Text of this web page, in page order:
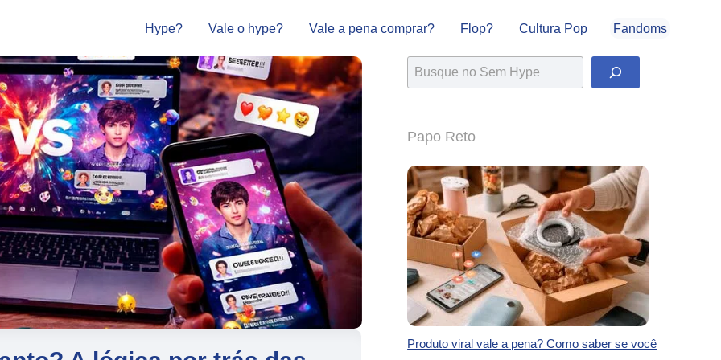
Hype? Vale o hype? Vale a pena comprar? Flop? Cultura Pop Fandoms
Pesquisar
Papo Reto
Produto viral vale a pena? Como saber se você